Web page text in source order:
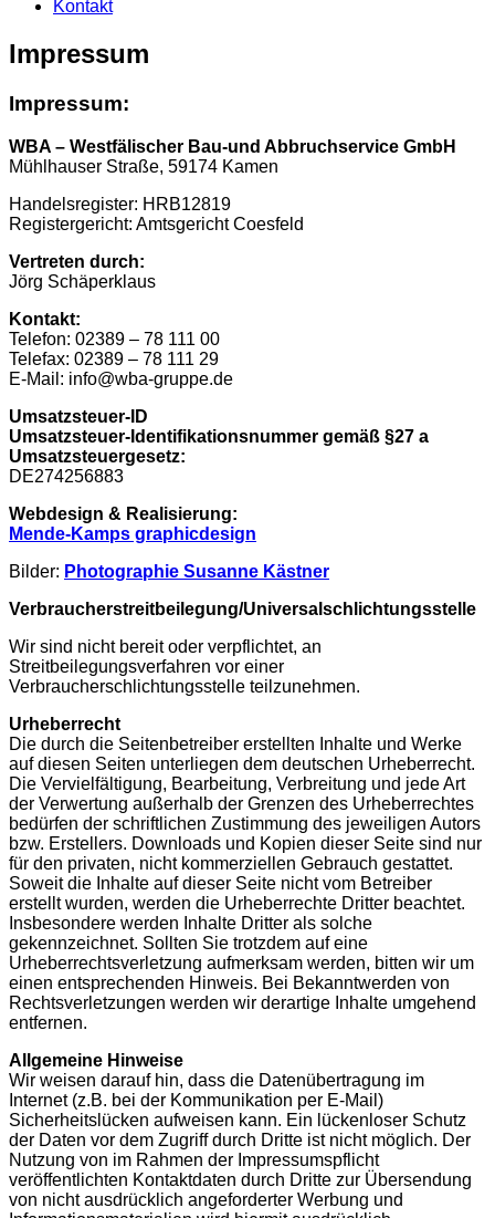
Kontakt
Impressum
Impressum:
WBA – Westfälischer Bau-und Abbruchservice GmbH
Mühlhauser Straße, 59174 Kamen
Handelsregister: HRB12819
Registergericht: Amtsgericht Coesfeld
Vertreten durch:
Jörg Schäperklaus
Kontakt:
Telefon: 02389 – 78 111 00
Telefax: 02389 – 78 111 29
E-Mail: info@wba-gruppe.de
Umsatzsteuer-ID
Umsatzsteuer-Identifikationsnummer gemäß §27 a
Umsatzsteuergesetz:
DE274256883
Webdesign & Realisierung:
Mende-Kamps graphicdesign
Bilder: Photographie Susanne Kästner
Verbraucherstreitbeilegung/Universalschlichtungsstelle
Wir sind nicht bereit oder verpflichtet, an
Streitbeilegungsverfahren vor einer
Verbraucherschlichtungsstelle teilzunehmen.
Urheberrecht
Die durch die Seitenbetreiber erstellten Inhalte und Werke
auf diesen Seiten unterliegen dem deutschen Urheberrecht.
Die Vervielfältigung, Bearbeitung, Verbreitung und jede Art
der Verwertung außerhalb der Grenzen des Urheberrechtes
bedürfen der schriftlichen Zustimmung des jeweiligen Autors
bzw. Erstellers. Downloads und Kopien dieser Seite sind nur
für den privaten, nicht kommerziellen Gebrauch gestattet.
Soweit die Inhalte auf dieser Seite nicht vom Betreiber
erstellt wurden, werden die Urheberrechte Dritter beachtet.
Insbesondere werden Inhalte Dritter als solche
gekennzeichnet. Sollten Sie trotzdem auf eine
Urheberrechtsverletzung aufmerksam werden, bitten wir um
einen entsprechenden Hinweis. Bei Bekanntwerden von
Rechtsverletzungen werden wir derartige Inhalte umgehend
entfernen.
Allgemeine Hinweise
Wir weisen darauf hin, dass die Datenübertragung im
Internet (z.B. bei der Kommunikation per E-Mail)
Sicherheitslücken aufweisen kann. Ein lückenloser Schutz
der Daten vor dem Zugriff durch Dritte ist nicht möglich. Der
Nutzung von im Rahmen der Impressumspflicht
veröffentlichten Kontaktdaten durch Dritte zur Übersendung
von nicht ausdrücklich angeforderter Werbung und